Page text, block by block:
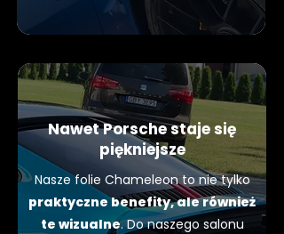
Nawet Porsche staje się
piękniejsze
Nasze folie Chameleon to nie tylko
praktyczne benefity, ale również
te wizualne. Do naszego salonu